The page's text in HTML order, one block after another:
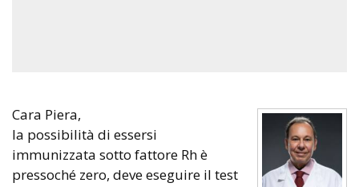
Cara Piera,
la possibilità di essersi
immunizzata sotto fattore Rh è
pressoché zero, deve eseguire il test